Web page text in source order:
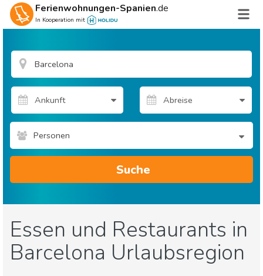
Ferienwohnungen-Spanien.de
In Kooperation mit
Personen
Suche
Essen und Restaurants in
Barcelona Urlaubsregion